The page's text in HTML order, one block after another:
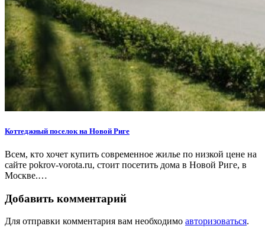
Коттеджный поселок на Новой Риге
Всем, кто хочет купить современное жилье по низкой цене на
сайте pokrov-vorota.ru, стоит посетить дома в Новой Риге, в
Москве.…
Добавить комментарий
Для отправки комментария вам необходимо авторизоваться.